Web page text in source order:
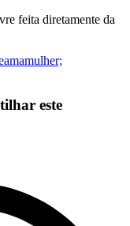
feita diretamente da
este